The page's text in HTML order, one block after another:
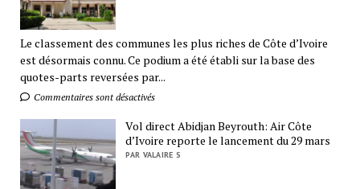
Le classement des communes les plus riches de Côte d’Ivoire
est désormais connu. Ce podium a été établi sur la base des
quotes-parts reversées par...
Commentaires sont désactivés
Vol direct Abidjan Beyrouth: Air Côte
d’Ivoire reporte le lancement du 29 mars
PAR VALAIRE S